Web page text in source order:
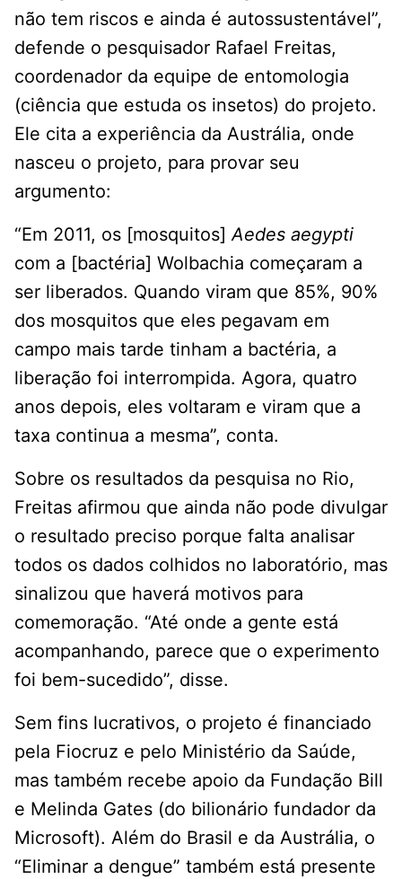
não tem riscos e ainda é autossustentável”,
defende o pesquisador Rafael Freitas,
coordenador da equipe de entomologia
(ciência que estuda os insetos) do projeto.
Ele cita a experiência da Austrália, onde
nasceu o projeto, para provar seu
argumento:
“Em 2011, os [mosquitos]Aedes aegypti
com a [bactéria] Wolbachia começaram a
ser liberados. Quando viram que 85%, 90%
dos mosquitos que eles pegavam em
campo mais tarde tinham a bactéria, a
liberação foi interrompida. Agora, quatro
anos depois, eles voltaram e viram que a
taxa continua a mesma”, conta.
Sobre os resultados da pesquisa no Rio,
Freitas afirmou que ainda não pode divulgar
o resultado preciso porque falta analisar
todos os dados colhidos no laboratório, mas
sinalizou que haverá motivos para
comemoração. “Até onde a gente está
acompanhando, parece que o experimento
foi bem-sucedido”, disse.
Sem fins lucrativos, o projeto é financiado
pela Fiocruz e pelo Ministério da Saúde,
mas também recebe apoio da Fundação Bill
e Melinda Gates (do bilionário fundador da
Microsoft). Além do Brasil e da Austrália, o
“Eliminar a dengue” também está presente